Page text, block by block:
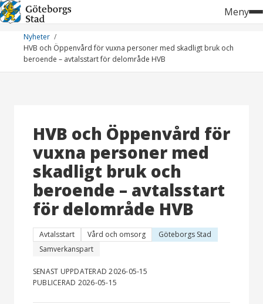
Hoppa
till
innehåll
Meny
Nyheter
HVB och Öppenvård för vuxna personer med skadligt bruk och
beroende – avtalsstart för delområde HVB
HVB och Öppenvård för
vuxna personer med
skadligt bruk och
beroende – avtalsstart
för delområde HVB
Avtalsstart Vård och omsorg
Göteborgs Stad
Samverkanspart
SENAST UPPDATERAD 2026-05-15
PUBLICERAD 2026-05-15